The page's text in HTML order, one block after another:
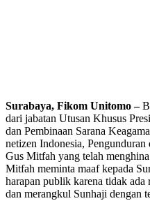
Surabaya, Fikom Unitomo –
dari jabatan Utusan Khusus
dan Pembinaan Sarana
netizen Indonesia,
Gus Mitfah yang telah
Mitfah meminta maaf kepada
harapan publik karena tidak ada
dan merangkul Sunhaji dengan